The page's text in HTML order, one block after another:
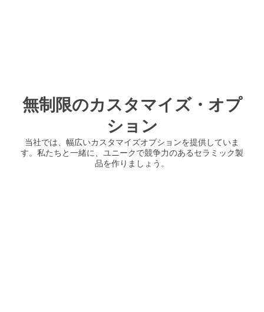
無制限のカスタマイズ・オプ
ション
当社では、幅広いカスタマイズオプションを提供していま
す。私たちと一緒に、ユニークで競争力のあるセラミック製
品を作りましょう。